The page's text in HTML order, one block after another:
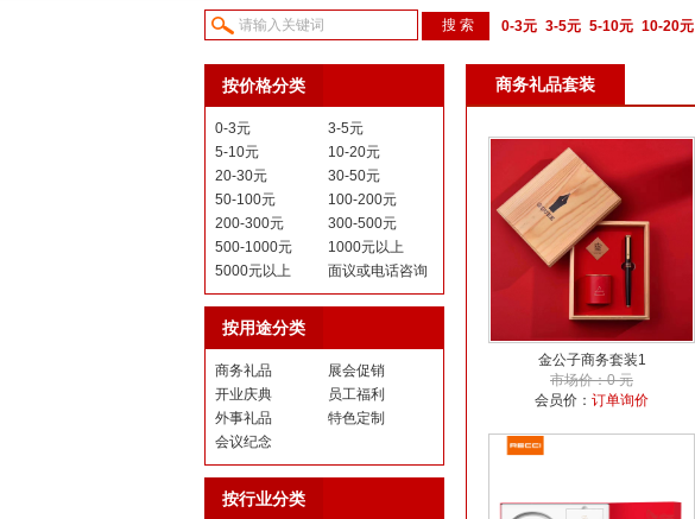
0-3元 3-5元 5-10元 10-20元
议或电话咨询
按价格分类
0-3元
3-5元
5-10元
10-20元
20-30元
30-50元
50-100元
100-200元
200-300元
300-500元
500-1000元
1000元以上
5000元以上
面议或电话咨询
按用途分类
商务礼品
展会促销
开业庆典
员工福利
外事礼品
特色定制
会议纪念
按行业分类
商务礼品套装
金公子商务套装1
市场价：0 元
会员价： 订单询价